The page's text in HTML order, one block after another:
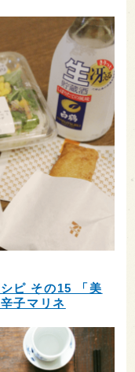
ピ その15 「美
子マリネ